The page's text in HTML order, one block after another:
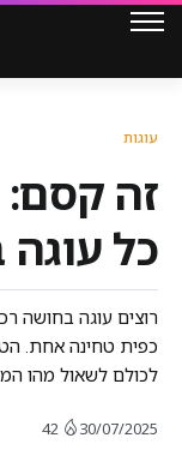
עוגות
זה
כל
רוצים עוגה בחושה
כפית טחינה אחת.
לכולם לשאול מהו
30/07/2025
42